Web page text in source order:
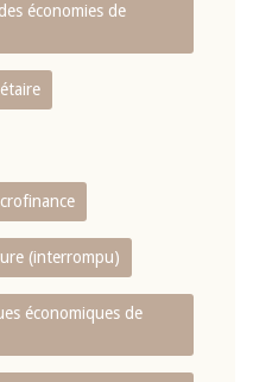
économies de
(interrompu)
économiques de